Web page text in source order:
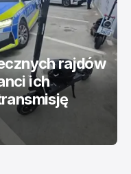
rajdów
ich